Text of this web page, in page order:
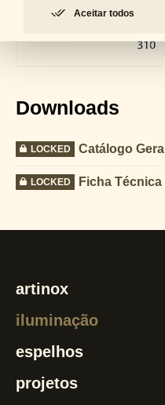
Downloads
LOCKED Catálogo Geral
LOCKED Ficha Técnica
artinox
iluminação
espelhos
projetos
Aceitar todos